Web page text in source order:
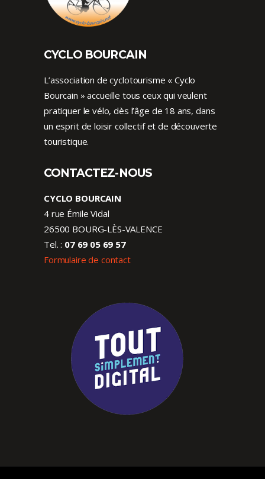
CYCLO BOURCAIN
L’association de cyclotourisme « Cyclo
Bourcain » accueille tous ceux qui veulent
pratiquer le vélo, dès l’âge de 18 ans, dans
un esprit de loisir collectif et de découverte
touristique.
CONTACTEZ-NOUS
CYCLO BOURCAIN
4 rue Émile Vidal
26500 BOURG-LÈS-VALENCE
Tel. : 07 69 05 69 57
Formulaire de contact